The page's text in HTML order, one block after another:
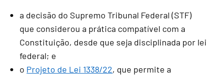
a decisão do Supremo Tribunal Federal (STF)
que considerou a prática compatível com a
Constituição, desde que seja disciplinada por lei
federal; e
o Projeto de Lei 1338/22, que permite a